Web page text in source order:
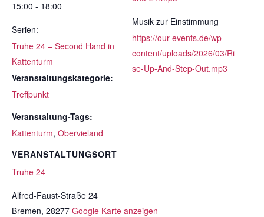
15:00 - 18:00
Serien:
Truhe 24 – Second Hand in
Kattenturm
Veranstaltungskategorie:
Treffpunkt
Veranstaltung-Tags:
Kattenturm, Obervieland
VERANSTALTUNGSORT
Truhe 24
Alfred-Faust-Straße 24
Bremen, 28277 Google Karte anzeigen
Musik zur Einstimmung
https://our-events.de/wp-
content/uploads/2026/03/Ri
se-Up-And-Step-Out.mp3